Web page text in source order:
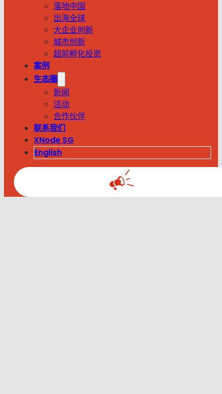
落地中国
出海全球
大企业创新
城市创新
超前孵化投资
案例
生态圈
新闻
活动
合作伙伴
联系我们
XNode SG
English